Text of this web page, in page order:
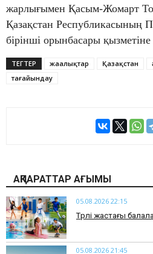
жарлығымен Қасым-Жомарт
Қазақстан Республикасының
бірінші орынбасары
ТЕГТЕР жаңалықтар Қазақстан
тағайындау
АҚПАРАТТАР АҒЫМЫ
05.08.2026 22:15
​Түрлі жастағы
05.08.2026 21:45